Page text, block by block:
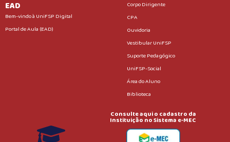
EAD
Bem-vindo à UniFSP Digital
Portal de Aula (EAD)
Corpo Dirigente
CPA
Ouvidoria
Vestibular UniFSP
Suporte Pedagógico
UniFSP-Social
Área do Aluno
Biblioteca
Consulte aqui o cadastro da
Instituição no Sistema e-MEC